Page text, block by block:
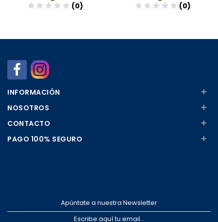
(0) (0)
INFORMACIÓN +
NOSOTROS +
CONTACTO +
PAGO 100% SEGURO +
Apúntate a nuestra Newsletter
Escribe aquí tu email...